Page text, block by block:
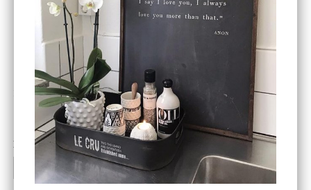
ENDAST 1 ST KVAR I LAGER
DBKD
Cloudy kruka mini, vit
199 kr
INFO KÖP
Star Trading
Bordslampa Mushroom
vit, Utomhus
499 kr
INFO